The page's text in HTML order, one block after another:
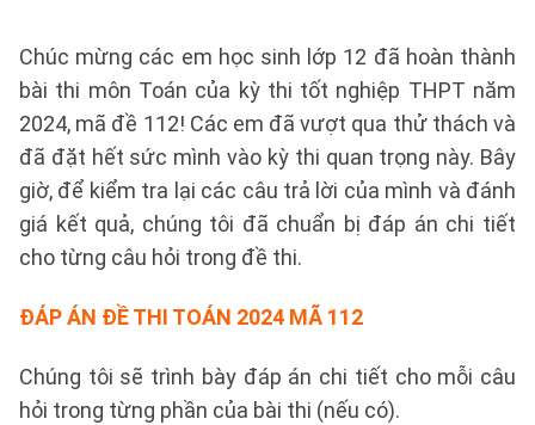
Chúc mừng các em học sinh lớp 12 đã hoàn thành
bài thi môn Toán của kỳ thi tốt nghiệp THPT năm
2024, mã đề 112! Các em đã vượt qua thử thách và
đã đặt hết sức mình vào kỳ thi quan trọng này. Bây
giờ, để kiểm tra lại các câu trả lời của mình và đánh
giá kết quả, chúng tôi đã chuẩn bị đáp án chi tiết
cho từng câu hỏi trong đề thi.
ĐÁP ÁN ĐỀ THI TOÁN 2024 MÃ 112
Chúng tôi sẽ trình bày đáp án chi tiết cho mỗi câu
hỏi trong từng phần của bài thi (nếu có).